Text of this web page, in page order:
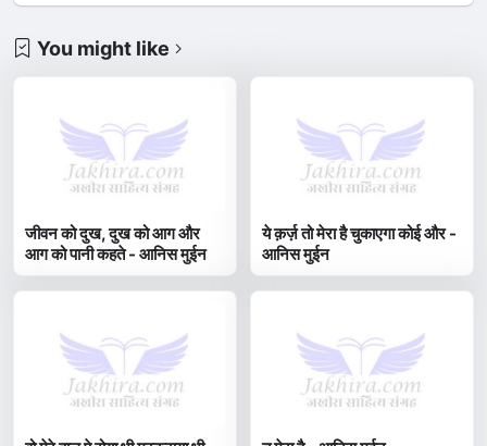
You might like
जीवन को दुख, दुख को आग और
आग को पानी कहते - आनिस मुईन
ये क़र्ज़ तो मेरा है चुकाएगा कोई और -
आनिस मुईन